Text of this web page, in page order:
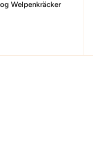
Welpenkräcker